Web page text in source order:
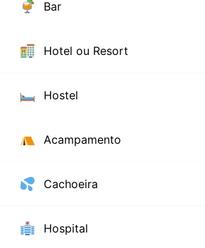
Bar
Hotel ou Resort
Hostel
Acampamento
Cachoeira
Hospital